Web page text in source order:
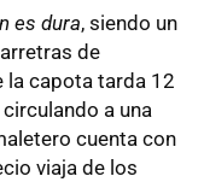
es dura, siendo un
de
la capota tarda 12
a una
cuenta con
viaja de los